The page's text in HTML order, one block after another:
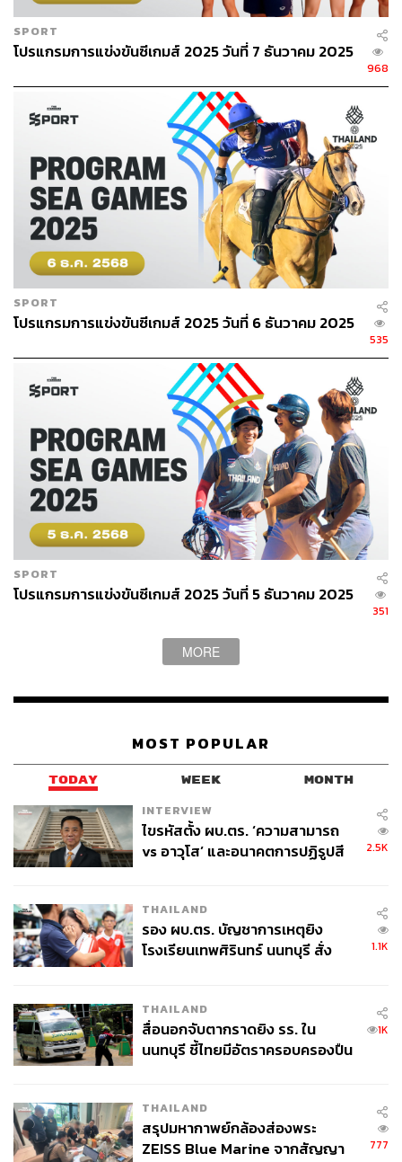
SPORT
โปรแกรมการแข่งขันซีเกมส์ 2025 วันที่ 7 ธันวาคม 2025
968
SPORT
โปรแกรมการแข่งขันซีเกมส์ 2025 วันที่ 6 ธันวาคม 2025
535
SPORT
โปรแกรมการแข่งขันซีเกมส์ 2025 วันที่ 5 ธันวาคม 2025
351
MORE
MOST POPULAR
TODAY WEEK MONTH
INTERVIEW
ไขรหัสตั้ง ผบ.ตร. ‘ความสามารถ
vs อาวุโส’ และอนาคตการปฏิรูปสี
2.5K
THAILAND
รอง ผบ.ตร. บัญชาการเหตุยิง
โรงเรียนเทพศิรินทร์ นนทบุรี สั่ง
1.1K
THAILAND
สื่อนอกจับตากราดยิง รร. ใน
นนทบุรี ชี้ไทยมีอัตราครอบครองปืน
1K
THAILAND
สรุปมหากาพย์กล้องส่องพระ
ZEISS Blue Marine จากสัญญา
777